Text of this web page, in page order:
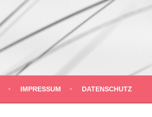
IMPRESSUM DATENSCHUTZ